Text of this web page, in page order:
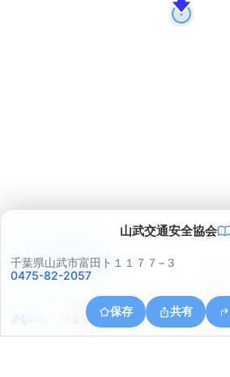
山武交通安全協会
千葉県山武市富田ト１１７７−３
0475-82-2057
保存 共有
千葉県山武市島
アプリで見る